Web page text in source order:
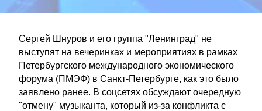
Сергей Шнуров и его группа "Ленинград" не
выступят на вечеринках и мероприятиях в рамках
Петербургского международного экономического
форума (ПМЭФ) в Санкт-Петербурге, как это было
заявлено ранее. В соцсетях обсуждают очередную
"отмену" музыканта, который из-за конфликта с
Контакт»